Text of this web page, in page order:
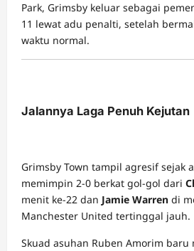
Park, Grimsby keluar sebagai
11 lewat adu penalti, setelah
waktu normal.
Jalannya Laga Penuh Kejutan
Grimsby Town tampil agresif sejak
memimpin 2-0 berkat gol-gol dari
menit ke-22 dan Jamie Warren di
Manchester United tertinggal jauh.
Skuad asuhan Ruben Amorim baru